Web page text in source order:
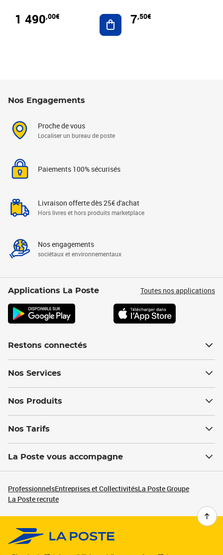
1 490,00€ Ajouter au panier
7,50€
Nos Engagements
Proche de vous
Localiser un bureau de poste
Paiements 100% sécurisés
Livraison offerte dès 25€ d'achat
Hors livres et hors produits marketplace
Nos engagements
sociétaux et environnementaux
Applications La Poste Toutes nos applications
Restons connectés
Nos Services
Nos Produits
Nos Tarifs
La Poste vous accompagne
ProfessionnelsEntreprises et CollectivitésLa Poste Groupe
La Poste recrute